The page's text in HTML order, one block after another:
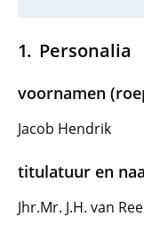
Personalia
voornamen
Jacob Hendrik
titulatuur en
Jhr.Mr. J.H. van